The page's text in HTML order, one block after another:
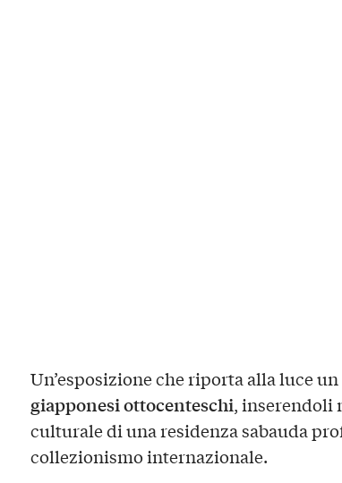
Un’esposizione che riporta alla luce
giapponesi ottocenteschi, inserendoli
culturale di una residenza sabauda
collezionismo internazionale.